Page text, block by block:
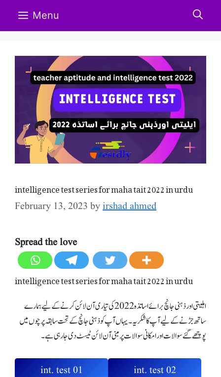
Menu
intelligence test series for maha tait 2022 in urdu
February 13, 2023 byirshad ahmed
Spread the love
intelligence test series for maha tait 2022 in urdu
اہلیتی اورذہنی جانچ برائے اساتذہ 2022 کی تیاری آن لائن کرنے کے لیے ہمارے
ساتھ جڑنے کے لیے آپ کا شکریہ ۔ یہاں آپ کو ذہنی جانچ کے تحت سابقہ پرچوں میں
پوچھے گئے سوالات اور امکانی سوالات پر مبنی آن لائن ٹیسٹ دی جارہی ہے۔
int. test 01 int. test 02